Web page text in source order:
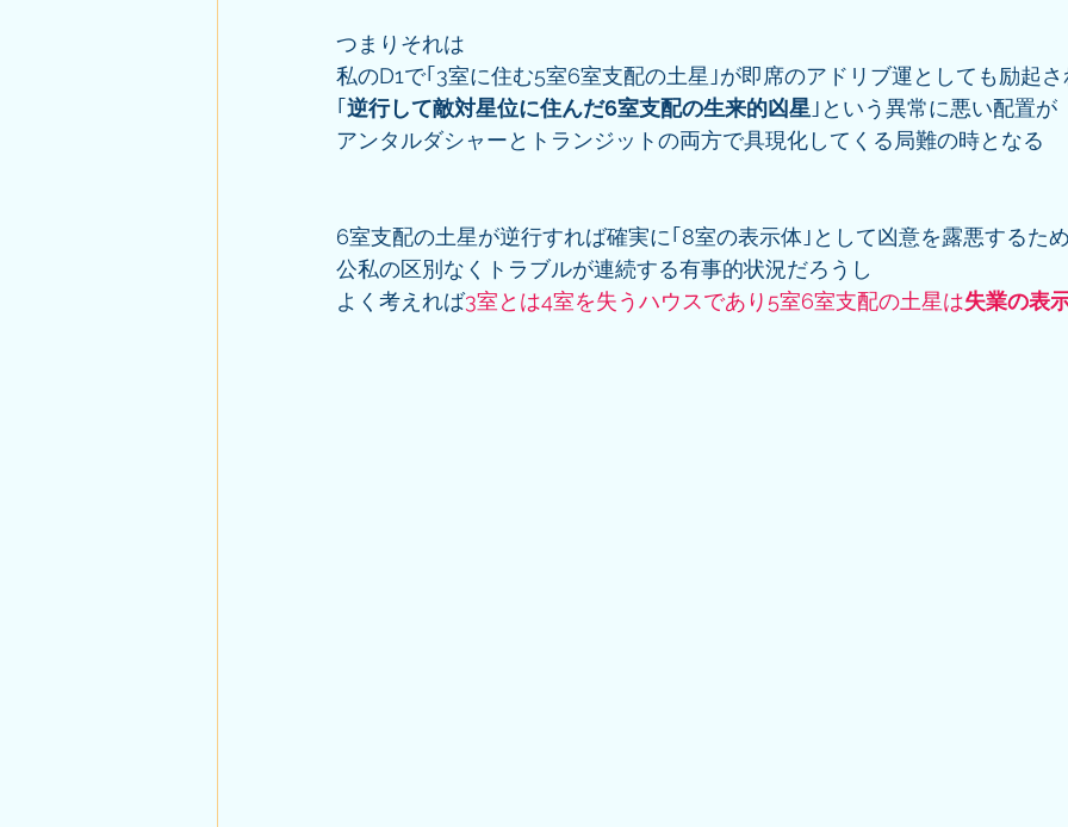
つまりそれは
私のD1で｢3室に住む5室6室支配の土星｣が即席のアドリブ運としても励起さ
｢逆行して敵対星位に住んだ6室支配の生来的凶星 ｣という異常に悪い配置が
アンタルダシャーとトランジットの両方で具現化してくる局難の時となる
6室支配の土星が逆行すれば確実に｢8室の表示体｣として凶意を露悪するため
公私の区別なくトラブルが連続する有事的状況だろうし
よく考えれば3室とは4室を失うハウスであり5室6室支配の土星は失業の表